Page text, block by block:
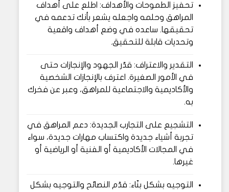
تحفيز الطموحات والأهداف: اطلع على أهداف
المراهق وحلمه واجعله يشعر بأنك تدعمه في
تحقيقها. ساعده في وضع أهداف واقعية
وتحديات قابلة للتحقيق.
التقدير والاعتراف: قدّر الجهود والإنجازات حتى
في الأمور الصغيرة. اعترف بالإنجازات الشخصية
والأكاديمية والاجتماعية للمراهق، وعبر عن فخرك
به.
التشجيع على التجارب الجديدة: دعم المراهق في
تجربة أشياء جديدة واكتساب مهارات جديدة، سواء
في المجالات الأكاديمية أو الفنية أو الرياضية أو
غيرها.
التوجيه بشكل بنّاء: قدّم النصائح والتوجيه بشكل